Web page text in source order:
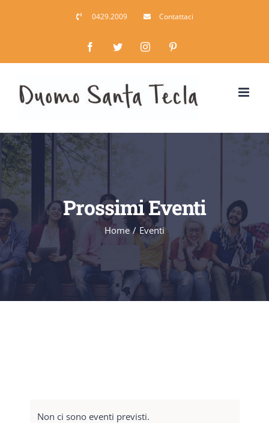
0429.2009 Contattaci
FacebookTwitterInstagram
Prossimi Eventi
Home / Eventi
Non ci sono eventi previsti.